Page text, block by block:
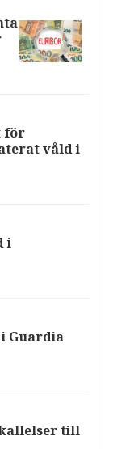
för
våld i
i
Guardia
till